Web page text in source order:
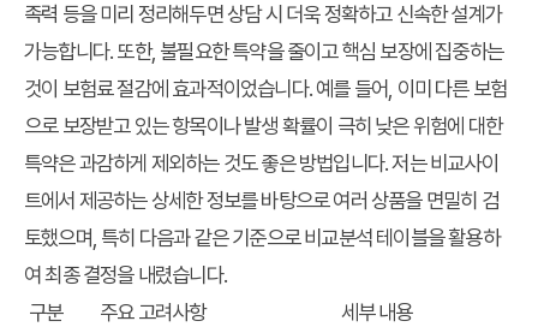
족력 등을 미리 정리해두면 상담 시 더욱 정확하고 신속한 설계가
가능합니다. 또한, 불필요한 특약을 줄이고 핵심 보장에 집중하는
것이 보험료 절감에 효과적이었습니다. 예를 들어, 이미 다른 보험
으로 보장받고 있는 항목이나 발생 확률이 극히 낮은 위험에 대한
특약은 과감하게 제외하는 것도 좋은 방법입니다. 저는 비교사이
트에서 제공하는 상세한 정보를 바탕으로 여러 상품을 면밀히 검
토했으며, 특히 다음과 같은 기준으로 비교분석 테이블을 활용하
여 최종 결정을 내렸습니다.
구분
주요 고려사항 세부 내용